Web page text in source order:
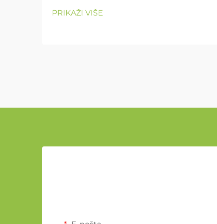
PRIKAŽI VIŠE